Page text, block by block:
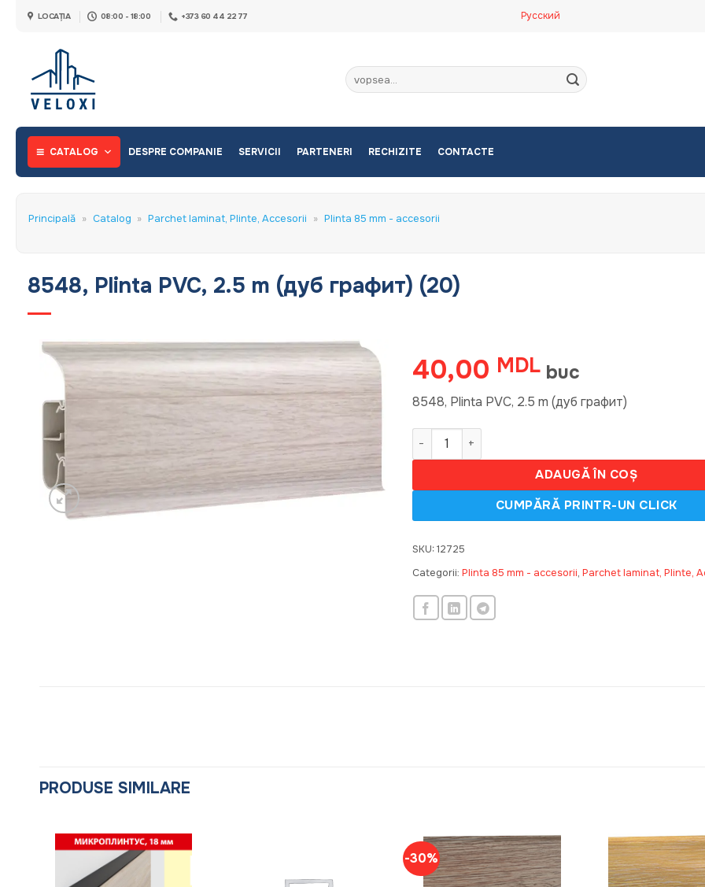
LOCAȚIA 08:00 - 18:00 +373 60 44 22 77 Русский
Caută
după:
CATALOG DESPRE COMPANIE SERVICII PARTENERI RECHIZITE CONTACTE
Principală » Catalog » Parchet laminat, Plinte, Accesorii » Plinta 85 mm - accesorii
8548, Plinta PVC, 2.5 m (дуб графит) (20)
40,00 MDL buc
8548, Plinta PVC, 2.5 m (дуб графит)
Cantitate 8548, Plinta PVC, 2.5 m (дуб графит) (20)
ADAUGĂ ÎN COȘ
SKU:12725
Categorii: Plinta 85 mm - accesorii, Parchet laminat, Plinte,
PRODUSE SIMILARE
-30%